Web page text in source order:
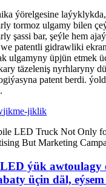
ýörelgesine
tormoz ulgamy bilen
şassi bar, şeýle hem
patentli gidrawliki
ulgamyny üpjün etmek
täzeleniş nyrhlaryny
patent berdi.
jikme-jiklik
ýük awtoulagy
üçin däl,